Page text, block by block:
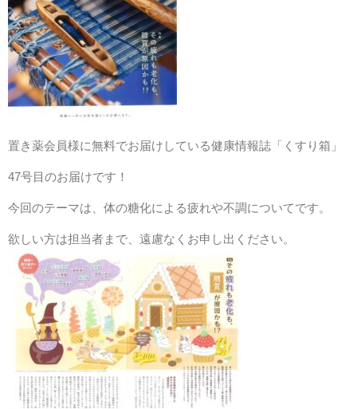
置き薬会員様に無料でお届けしている健康情報誌「くすり箱」
47号目のお届けです！
今回のテーマは、体の糖化による疲れや不調についてです。
欲しい方は担当者まで、遠慮なくお申し出ください。